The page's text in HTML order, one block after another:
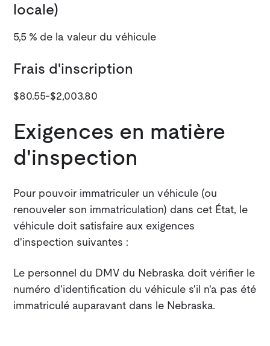
locale)
5,5 % de la valeur du véhicule
Frais d'inscription
$80.55-$2,003.80
Exigences en matière
d'inspection
Pour pouvoir immatriculer un véhicule (ou
renouveler son immatriculation) dans cet État, le
véhicule doit satisfaire aux exigences
d'inspection suivantes :
Le personnel du DMV du Nebraska doit vérifier le
numéro d'identification du véhicule s'il n'a pas été
immatriculé auparavant dans le Nebraska.